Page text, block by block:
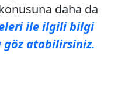
daha da
ile ilgili bilgi
göz atabilirsiniz.